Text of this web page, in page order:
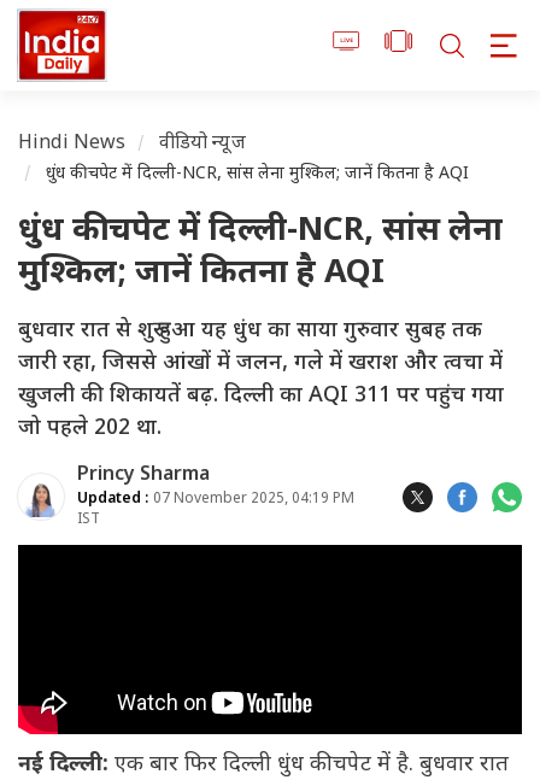
Hindi News वीडियो न्यूज
धुंध की चपेट में दिल्ली-NCR, सांस लेना मुश्किल; जानें कितना है AQI
धुंध की चपेट में दिल्ली-NCR, सांस लेना
मुश्किल; जानें कितना है AQI
बुधवार रात से शुरू हुआ यह धुंध का साया गुरुवार सुबह तक
जारी रहा, जिससे आंखों में जलन, गले में खराश और त्वचा में
खुजली की शिकायतें बढ़. दिल्ली का AQI 311 पर पहुंच गया
जो पहले 202 था.
Princy Sharma
Updated : 07 November 2025, 04:19 PM
IST
नई दिल्ली: एक बार फिर दिल्ली धुंध की चपेट में है. बुधवार रात